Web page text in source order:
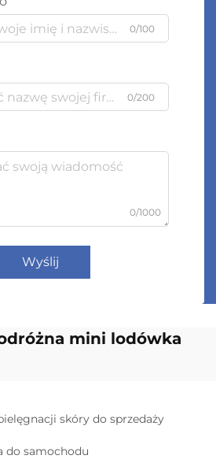
0/100
0/200
0/1000
Wyślij
mini lodówka
skóry do sprzedaży
do samochodu